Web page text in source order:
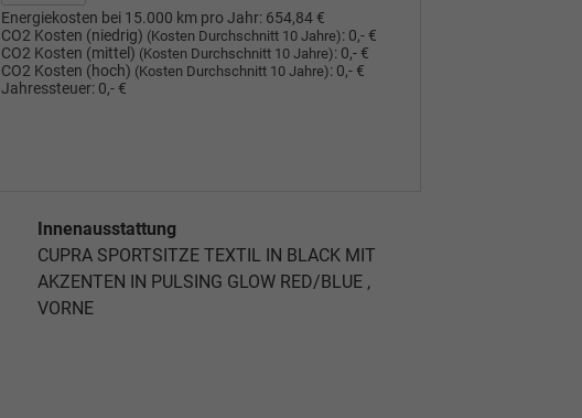
Energiekosten bei 15.000 km pro Jahr: 654,84 €
CO2 Kosten (niedrig) (Kosten Durchschnitt 10 Jahre): 0,- €
CO2 Kosten (mittel) (Kosten Durchschnitt 10 Jahre): 0,- €
CO2 Kosten (hoch) (Kosten Durchschnitt 10 Jahre): 0,- €
Jahressteuer: 0,- €
Innenausstattung
CUPRA SPORTSITZE TEXTIL IN BLACK MIT
AKZENTEN IN PULSING GLOW RED/BLUE ,
VORNE